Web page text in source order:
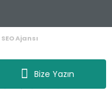
Bize Yazın
SEO Ajansı